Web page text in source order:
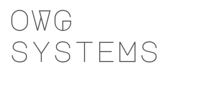
oWG
systeMs